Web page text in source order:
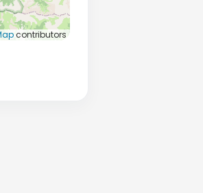
contributors